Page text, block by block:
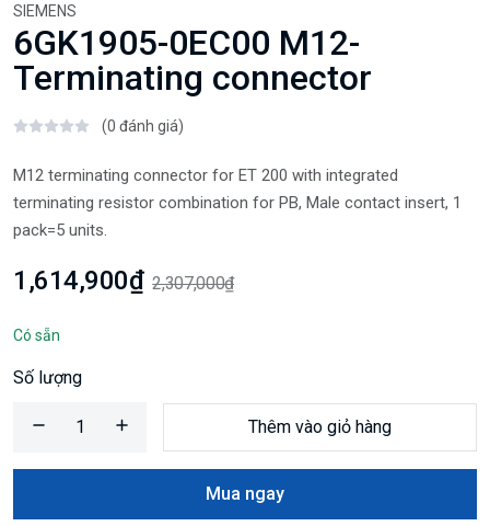
SIEMENS
6GK1905-0EC00 M12-
Terminating connector
(0 đánh giá)
M12 terminating connector for ET 200 with integrated
terminating resistor combination for PB, Male contact insert, 1
pack=5 units.
1,614,900₫ 2,307,000₫
Có sẵn
Số lượng
Thêm vào giỏ hàng
Mua ngay